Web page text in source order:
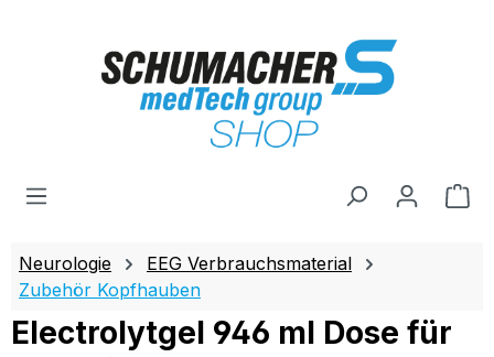
Neurologie
EEG Verbrauchsmaterial
Zubehör Kopfhauben
Electrolytgel 946 ml Dose für